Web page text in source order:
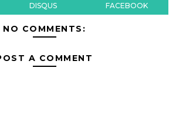
DISQUS FACEBOOK
NO COMMENTS:
A COMMENT